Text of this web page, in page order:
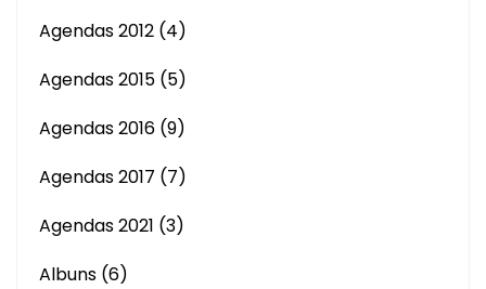
Agendas 2012 (4)
Agendas 2015 (5)
Agendas 2016 (9)
Agendas 2017 (7)
Agendas 2021 (3)
Albuns (6)